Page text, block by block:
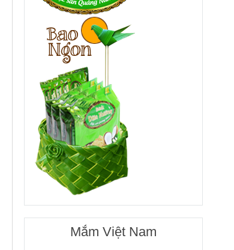
Mắm Việt Nam